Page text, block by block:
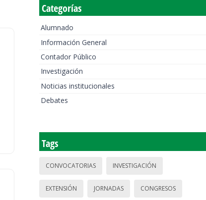
Categorías
Alumnado
Información General
Contador Público
Investigación
Noticias institucionales
Debates
Tags
CONVOCATORIAS INVESTIGACIÓN
EXTENSIÓN JORNADAS CONGRESOS